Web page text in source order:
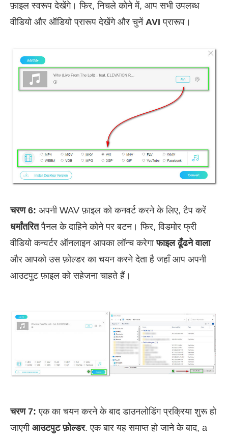
फ़ाइल स्वरूप देखेंगे। फिर, निचले कोने में, आप सभी उपलब्ध
वीडियो और ऑडियो प्रारूप देखेंगे और चुनें AVI प्रारूप।
चरण 6: अपनी WAV फ़ाइल को कनवर्ट करने के लिए, टैप करें
धर्मांतरितपैनल के दाहिने कोने पर बटन। फिर, विडमोर फ्री
वीडियो कन्वर्टर ऑनलाइन आपका लॉन्च करेगाफाइल ढूँढने वाला
और आपको उस फ़ोल्डर का चयन करने देता है जहाँ आप अपनी
आउटपुट फ़ाइल को सहेजना चाहते हैं।
चरण 7: एक का चयन करने के बाद डाउनलोडिंग प्रक्रिया शुरू हो
जाएगी आउटपुट फ़ोल्डर. एक बार यह समाप्त हो जाने के बाद, a